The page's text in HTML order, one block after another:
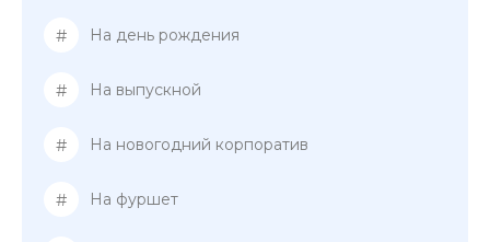
# На день рождения
# На выпускной
# На новогодний корпоратив
# На фуршет